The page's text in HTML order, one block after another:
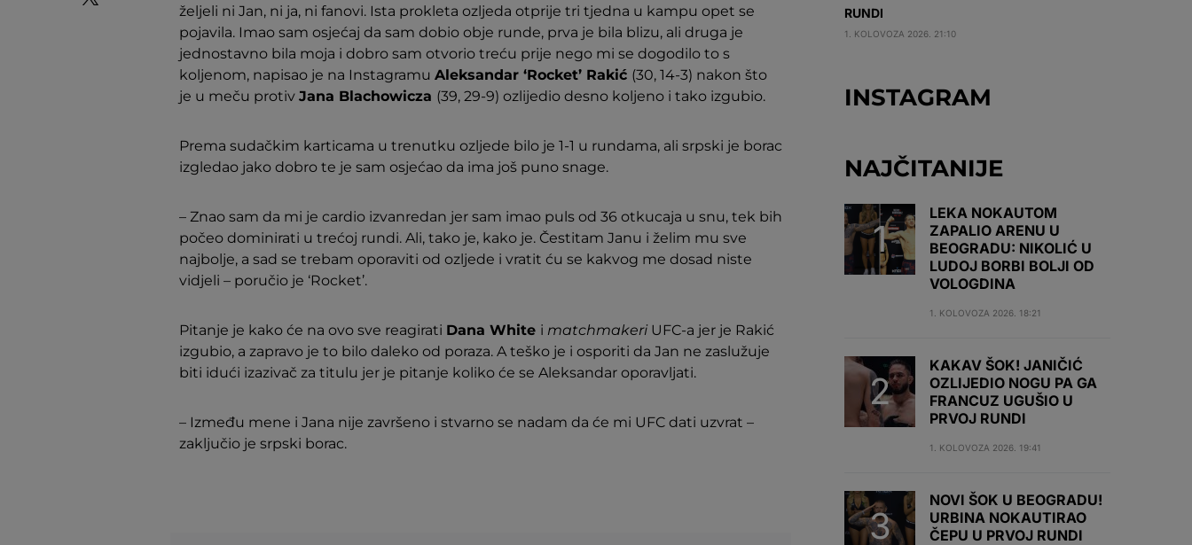
željeli ni Jan, ni ja, ni fanovi. Ista prokleta ozljeda otprije tri tjedna u kampu opet se
pojavila. Imao sam osjećaj da sam dobio obje runde, prva je bila blizu, ali druga je
jednostavno bila moja i dobro sam otvorio treću prije nego mi se dogodilo to s
koljenom, napisao je na Instagramu Aleksandar ‘Rocket’ Rakić (30, 14-3) nakon što
je u meču protiv Jana Blachowicza (39, 29-9) ozlijedio desno koljeno i tako izgubio.
Prema sudačkim karticama u trenutku ozljede bilo je 1-1 u rundama, ali srpski je borac
izgledao jako dobro te je sam osjećao da ima još puno snage.
– Znao sam da mi je cardio izvanredan jer sam imao puls od 36 otkucaja u snu, tek bih
počeo dominirati u trećoj rundi. Ali, tako je, kako je. Čestitam Janu i želim mu sve
najbolje, a sad se trebam oporaviti od ozljede i vratit ću se kakvog me dosad niste
vidjeli – poručio je ‘Rocket’.
Pitanje je kako će na ovo sve reagirati Dana White i matchmakeri UFC-a jer je Rakić
izgubio, a zapravo je to bilo daleko od poraza. A teško je i osporiti da Jan ne zaslužuje
biti idući izazivač za titulu jer je pitanje koliko će se Aleksandar oporavljati.
– Između mene i Jana nije završeno i stvarno se nadam da će mi UFC dati uzvrat –
zaključio je srpski borac.
RUNDI
1. KOLOVOZA 2026. 21:10
INSTAGRAM
NAJČITANIJE
LEKA NOKAUTOM
ZAPALIO ARENU U
BEOGRADU: NIKOLIĆ U
LUDOJ BORBI BOLJI OD
VOLOGDINA
1. KOLOVOZA 2026. 18:21
KAKAV ŠOK! JANIČIĆ
OZLIJEDIO NOGU PA GA
FRANCUZ UGUŠIO U
PRVOJ RUNDI
1. KOLOVOZA 2026. 19:41
NOVI ŠOK U BEOGRADU!
URBINA NOKAUTIRAO
ČEPU U PRVOJ RUNDI